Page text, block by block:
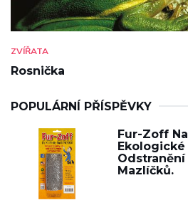
ZVÍŘATA
Rosnička
POPULÁRNÍ PŘÍSPĚVKY
Fur-Zoff
Ekologické
Mazlíčků.